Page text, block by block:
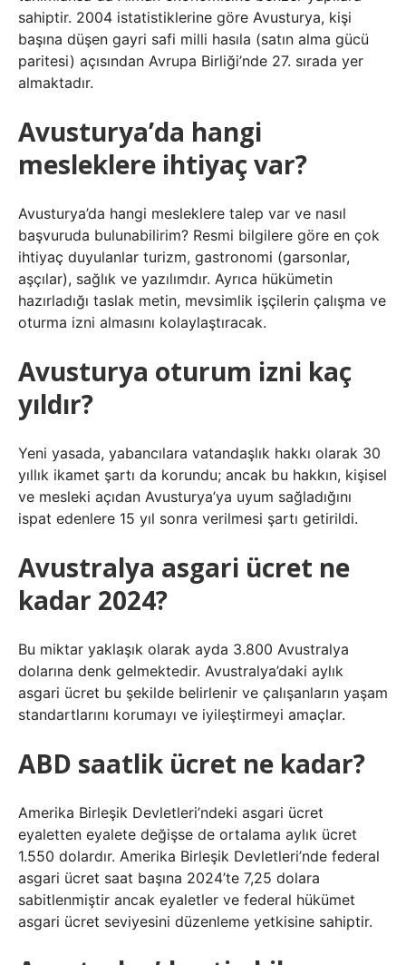
sahiptir. 2004 istatistiklerine göre Avusturya, kişi
başına düşen gayri safi milli hasıla (satın alma gücü
paritesi) açısından Avrupa Birliği’nde 27. sırada yer
almaktadır.
Avusturya’da hangi
mesleklere ihtiyaç var?
Avusturya’da hangi mesleklere talep var ve nasıl
başvuruda bulunabilirim? Resmi bilgilere göre en çok
ihtiyaç duyulanlar turizm, gastronomi (garsonlar,
aşçılar), sağlık ve yazılımdır. Ayrıca hükümetin
hazırladığı taslak metin, mevsimlik işçilerin çalışma ve
oturma izni almasını kolaylaştıracak.
Avusturya oturum izni kaç
yıldır?
Yeni yasada, yabancılara vatandaşlık hakkı olarak 30
yıllık ikamet şartı da korundu; ancak bu hakkın, kişisel
ve mesleki açıdan Avusturya’ya uyum sağladığını
ispat edenlere 15 yıl sonra verilmesi şartı getirildi.
Avustralya asgari ücret ne
kadar 2024?
Bu miktar yaklaşık olarak ayda 3.800 Avustralya
dolarına denk gelmektedir. Avustralya’daki aylık
asgari ücret bu şekilde belirlenir ve çalışanların yaşam
standartlarını korumayı ve iyileştirmeyi amaçlar.
ABD saatlik ücret ne kadar?
Amerika Birleşik Devletleri’ndeki asgari ücret
eyaletten eyalete değişse de ortalama aylık ücret
1.550 dolardır. Amerika Birleşik Devletleri’nde federal
asgari ücret saat başına 2024’te 7,25 dolara
sabitlenmiştir ancak eyaletler ve federal hükümet
asgari ücret seviyesini düzenleme yetkisine sahiptir.